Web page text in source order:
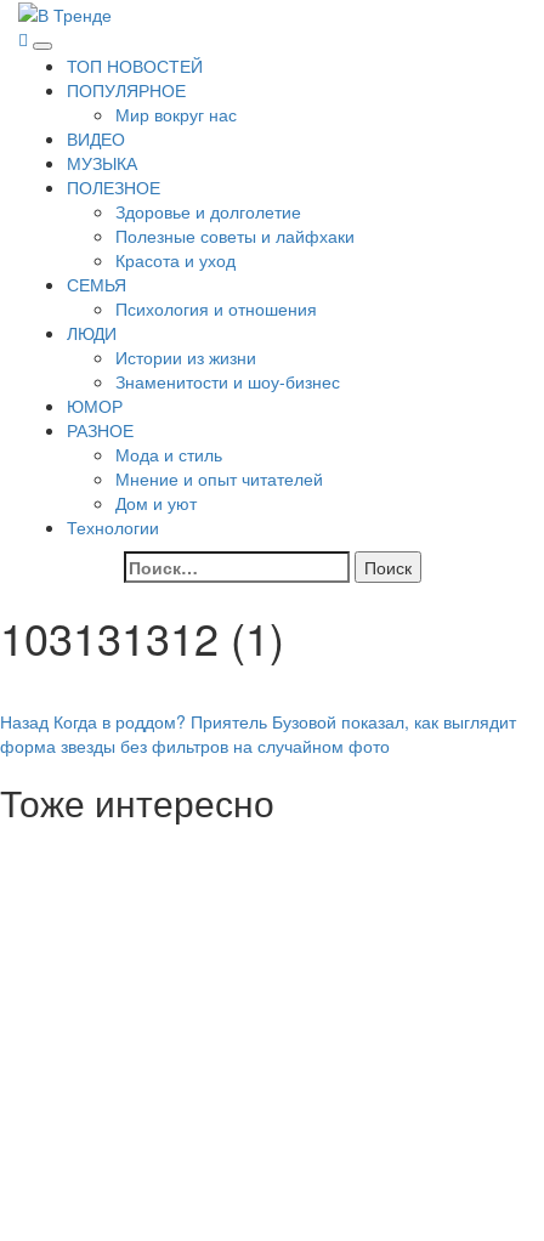
Перейти
содержимому
В Тренде
Самые свежие новости интернета
Основное
меню
ТОП НОВОСТЕЙ
ПОПУЛЯРНОЕ
Мир вокруг нас
ВИДЕО
МУЗЫКА
ПОЛЕЗНОЕ
Здоровье и долголетие
Полезные советы и лайфхаки
Красота и уход
СЕМЬЯ
Психология и отношения
ЛЮДИ
Истории из жизни
Знаменитости и шоу-бизнес
ЮМОР
РАЗНОЕ
Мода и стиль
Мнение и опыт читателей
Дом и уют
Технологии
Найти:
103131312 (1)
Навигация
записи
Назад Когда в роддом? Приятель Бузовой показал, как выглядит
форма звезды без фильтров на случайном фото
Тоже интересно